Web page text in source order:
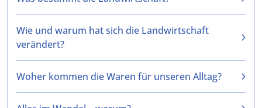
Wie und warum hat sich die Landwirtschaft
verändert?
Woher kommen die Waren für unseren Alltag?